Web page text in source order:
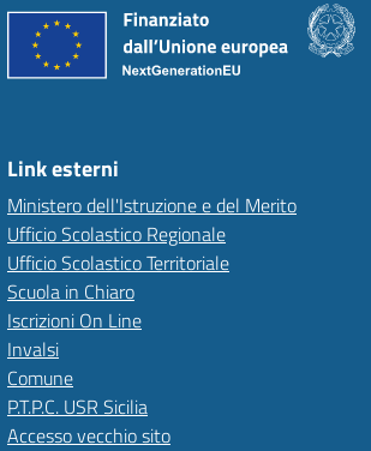
Link esterni
Ministero dell'Istruzione e del Merito
Ufficio Scolastico Regionale
Ufficio Scolastico Territoriale
Scuola in Chiaro
Iscrizioni On Line
Invalsi
Comune
P.T.P.C. USR Sicilia
Accesso vecchio sito